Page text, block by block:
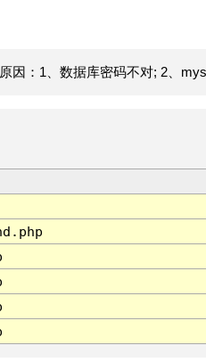
因：1、数据库密码不对; 2、